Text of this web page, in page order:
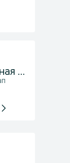
DezLine - Профессиональная Дезинфекция